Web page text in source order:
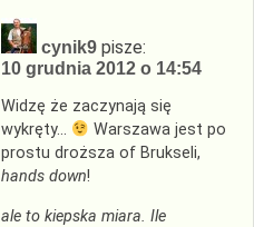
cynik9 pisze:
10 grudnia 2012 o 14:54
Widzę że zaczynają się
wykręty…
Warszawa jest po
prostu droższa of Brukseli,
hands down!
ale to kiepska miara. Ile